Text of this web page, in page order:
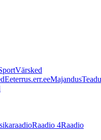
Värsked
Eeterrus.err.eeMajandus
Raadio 4Raadio